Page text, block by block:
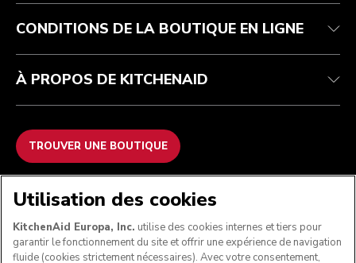
ODR
CONDITIONS DE LA BOUTIQUE EN LIGNE
À PROPOS DE KITCHENAID
TROUVER UNE BOUTIQUE
NOUS ACCEPTONS
Utilisation des cookies
KitchenAid Europa, Inc. utilise des cookies internes et tiers pour
garantir le fonctionnement du site et offrir une expérience de navigation
fluide (cookies strictement nécessaires). Avec votre consentement,